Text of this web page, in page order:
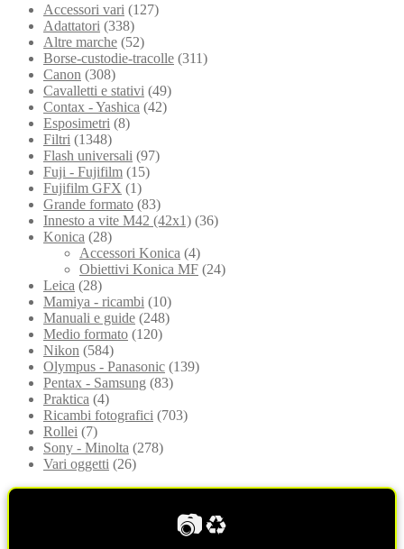
Accessori vari (127)
Adattatori (338)
Altre marche (52)
Borse-custodie-tracolle (311)
Canon (308)
Cavalletti e stativi (49)
Contax - Yashica (42)
Esposimetri (8)
Filtri (1348)
Flash universali (97)
Fuji - Fujifilm (15)
Fujifilm GFX (1)
Grande formato (83)
Innesto a vite M42 (42x1) (36)
Konica (28)
Accessori Konica (4)
Obiettivi Konica MF (24)
Leica (28)
Mamiya - ricambi (10)
Manuali e guide (248)
Medio formato (120)
Nikon (584)
Olympus - Panasonic (139)
Pentax - Samsung (83)
Praktica (4)
Ricambi fotografici (703)
Rollei (7)
Sony - Minolta (278)
Vari oggetti (26)
📷♻️